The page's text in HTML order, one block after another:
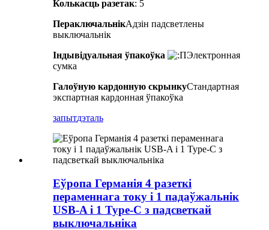
Колькасць разетак: 5
ПераключальнікАдзін падсветлены
выключальнік
Індывідуальная ўпакоўка
Электронная
сумка
Галоўную кардонную скрынкуСтандартная
экспартная кардонная ўпакоўка
запытдэталь
Еўропа Германія 4 разеткі
пераменнага току і 1 падаўжальнік
USB-A і 1 Type-C з падсветкай
выключальніка